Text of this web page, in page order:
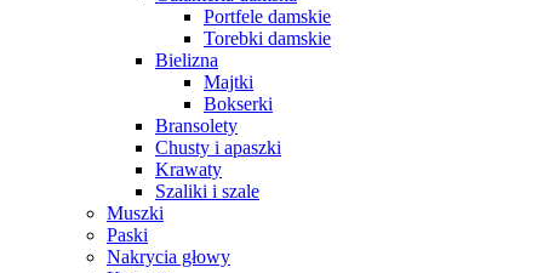
Portfele damskie
Torebki damskie
Bielizna
Majtki
Bokserki
Bransolety
Chusty i apaszki
Krawaty
Szaliki i szale
Muszki
Paski
Nakrycia głowy